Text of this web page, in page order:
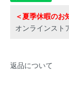
＜夏季休暇のお
オンラインスト
返品について